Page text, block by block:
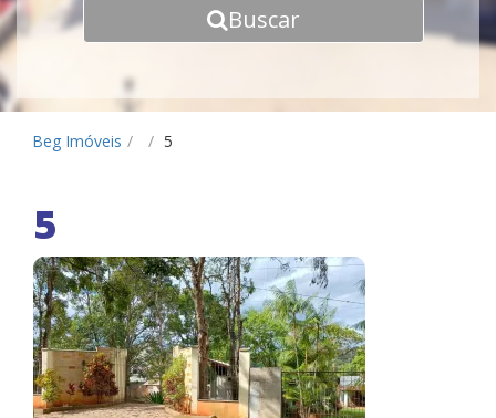
Buscar
Beg Imóveis / / 5
5